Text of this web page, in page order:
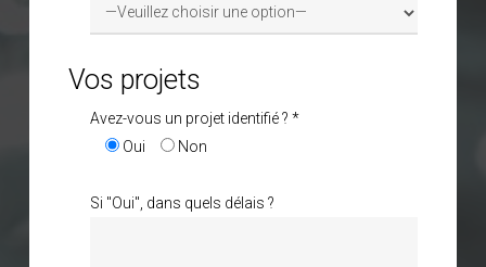
Vos projets
Avez-vous un projet identifié ? *
Oui
Non
Si "Oui", dans quels délais ?